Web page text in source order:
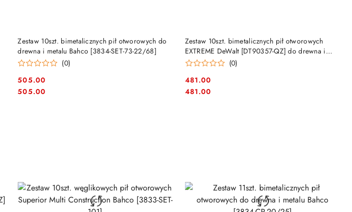
Zestaw 10szt. bimetalicznych pił otworowych do
drewna i metalu Bahco [3834-SET-73-22/68]
(0)
Cena:
505.00
Cena:
505.00
PRODUKT NIEDOSTĘPNY
Zestaw 10szt. bimetalicznych pił otworowych
EXTREME DeWalt [DT90357-QZ] do drewna i
metalu
(0)
Cena:
481.00
Cena:
481.00
PRODUKT NIEDOSTĘPNY